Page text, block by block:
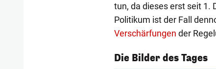
tun, da dieses erst seit 1.
Politikum ist der Fall
Verschärfungen der
Die Bilder des Tages
1/56